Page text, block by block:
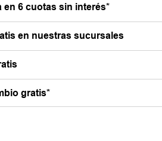
en 6 cuotas sin interés*
en nuestras sucursales
gratis*